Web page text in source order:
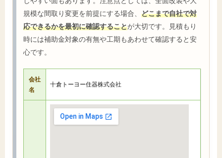
規模な間取り変更を前提にする場合、 どこまで自社で対
応できるかを最初に確認することが大切です。見積もり
時には補助金対象の有無や工期もあわせて確認すると安
心です。
会社
名
十倉トーヨー住器株式会社